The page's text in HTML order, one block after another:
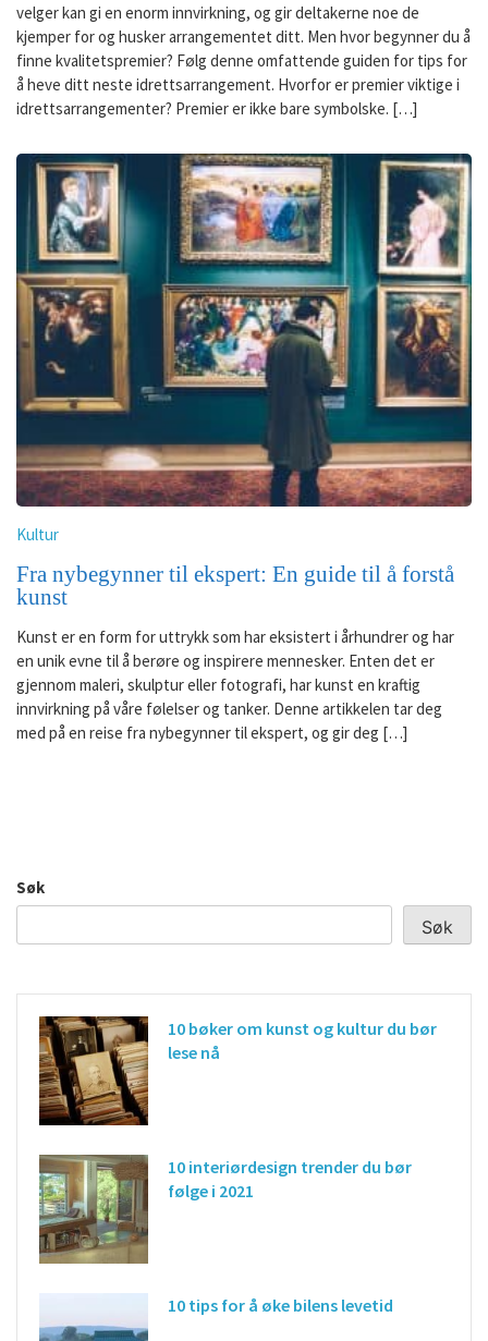
velger kan gi en enorm innvirkning, og gir deltakerne noe de
kjemper for og husker arrangementet ditt. Men hvor begynner du å
finne kvalitetspremier? Følg denne omfattende guiden for tips for
å heve ditt neste idrettsarrangement. Hvorfor er premier viktige i
idrettsarrangementer? Premier er ikke bare symbolske. […]
Kultur
Fra nybegynner til ekspert: En guide til å forstå
kunst
Kunst er en form for uttrykk som har eksistert i århundrer og har
en unik evne til å berøre og inspirere mennesker. Enten det er
gjennom maleri, skulptur eller fotografi, har kunst en kraftig
innvirkning på våre følelser og tanker. Denne artikkelen tar deg
med på en reise fra nybegynner til ekspert, og gir deg […]
Søk
Søk
10 bøker om kunst og kultur du bør
lese nå
10 interiørdesign trender du bør
følge i 2021
10 tips for å øke bilens levetid